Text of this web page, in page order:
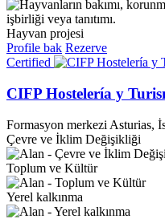
Hayvan projesi
Profile bak Rezerve
Certified
CIFP Hostelería y
Formasyon merkezi Asturias,
Çevre ve İklim Değişikliği
Toplum ve Kültür
Yerel kalkınma